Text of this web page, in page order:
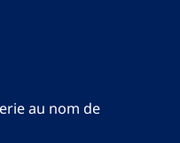
au nom de